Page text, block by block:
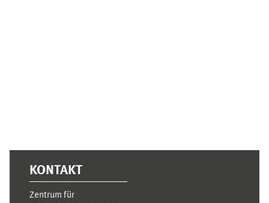
KONTAKT
Zentrum für